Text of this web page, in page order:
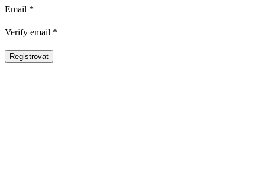
Email *
Verify email *
Registrovat